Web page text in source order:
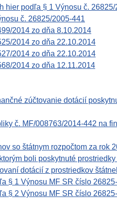
hier podľa § 1 Výnosu č. 26825/
č. 26825/2005-441
2014 zo dňa 8.10.2014
2014 zo dňa 22.10.2014
2014 zo dňa 22.10.2014
2014 zo dňa 12.11.2014
zúčtovanie dotácií
č. MF/008763/2014-442 na
so štátnym rozpočtom za rok
boli poskytnuté prostriedky
dotácií z prostriedkov
§ 1 Výnosu MF SR číslo
§ 2 Výnosu MF SR číslo